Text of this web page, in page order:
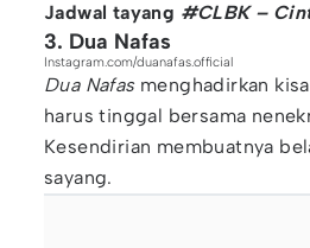
Jadwal tayang #CLBK –
3. Dua Nafas
Instagram.com/duanafas.official
Dua Nafasmenghadirkan
harus tinggal bersama
Kesendirian membuatnya
sayang.